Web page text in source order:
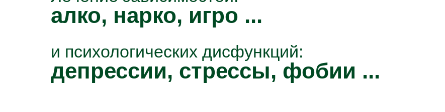
алко, нарко, игро ...
и психологических дисфункций:
депрессии, стрессы, фобии ...